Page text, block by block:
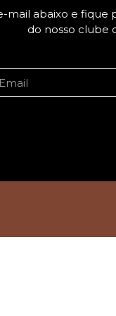
mail abaixo e fique
do nosso clube